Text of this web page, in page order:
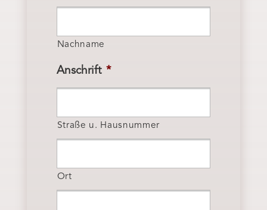
Nachname
Anschrift *
Straße u. Hausnummer
Ort